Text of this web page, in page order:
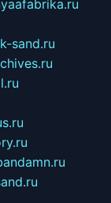
sand.ru